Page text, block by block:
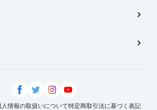
人情報の取扱いについて特定商取引法に基づく表記